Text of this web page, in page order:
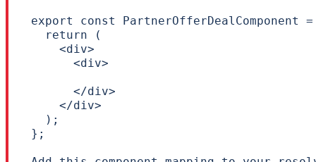
export const
  return (
    <div>
      <div>
      </div>
    </div>
  );
};